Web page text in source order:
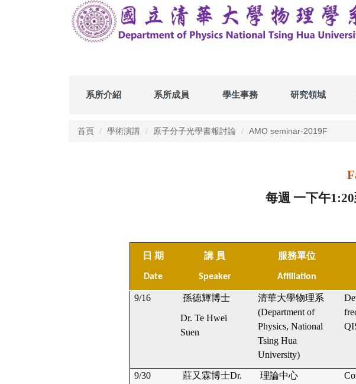
系所介紹 系所成員 學生事務 研究領域
首頁 學術演講 原子分子光學書報討論 AMO seminar-2019F
每週 一下午
日 期
Date
講 員
Speaker
服務單位
Affiliation
9/16
孫德輝博士
Dr. Te Hwei
Suen
清華大學物理系
(Department of
Physics, National
Tsing Hua
University)
9/30
莊又霖博士Dr.
理論中心